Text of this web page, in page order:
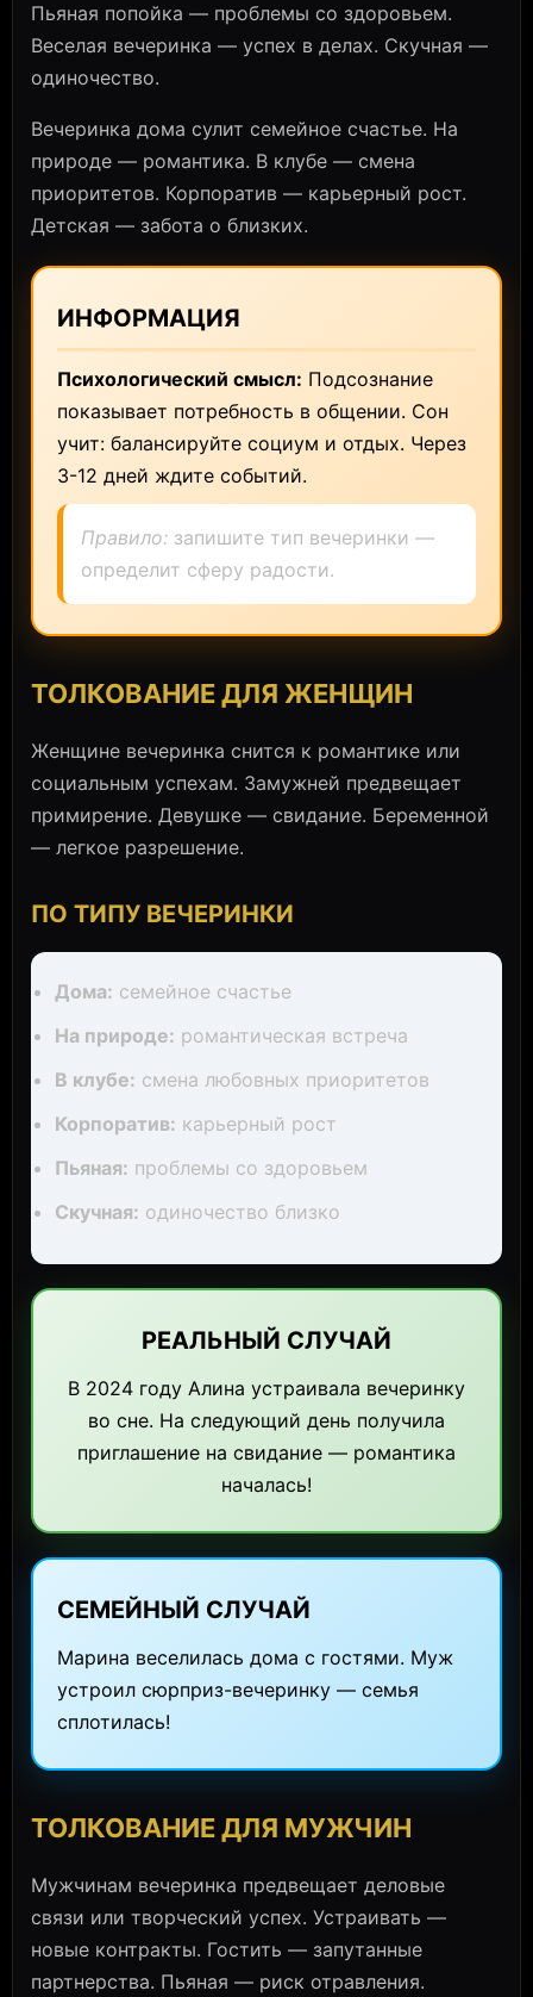
Пьяная попойка — проблемы со здоровьем.
Веселая вечеринка — успех в делах. Скучная —
одиночество.
Вечеринка дома сулит семейное счастье. На
природе — романтика. В клубе — смена
приоритетов. Корпоратив — карьерный рост.
Детская — забота о близких.
ИНФОРМАЦИЯ
Психологический смысл: Подсознание
показывает потребность в общении. Сон
учит: балансируйте социум и отдых. Через
3-12 дней ждите событий.
Правило: запишите тип вечеринки —
определит сферу радости.
ТОЛКОВАНИЕ ДЛЯ ЖЕНЩИН
Женщине вечеринка снится к романтике или
социальным успехам. Замужней предвещает
примирение. Девушке — свидание. Беременной
— легкое разрешение.
ПО ТИПУ ВЕЧЕРИНКИ
Дома: семейное счастье
На природе: романтическая встреча
В клубе: смена любовных приоритетов
Корпоратив: карьерный рост
Пьяная: проблемы со здоровьем
Скучная: одиночество близко
РЕАЛЬНЫЙ СЛУЧАЙ
В 2024 году Алина устраивала вечеринку
во сне. На следующий день получила
приглашение на свидание — романтика
началась!
СЕМЕЙНЫЙ СЛУЧАЙ
Марина веселилась дома с гостями. Муж
устроил сюрприз-вечеринку — семья
сплотилась!
ТОЛКОВАНИЕ ДЛЯ МУЖЧИН
Мужчинам вечеринка предвещает деловые
связи или творческий успех. Устраивать —
новые контракты. Гостить — запутанные
партнерства. Пьяная — риск отравления.